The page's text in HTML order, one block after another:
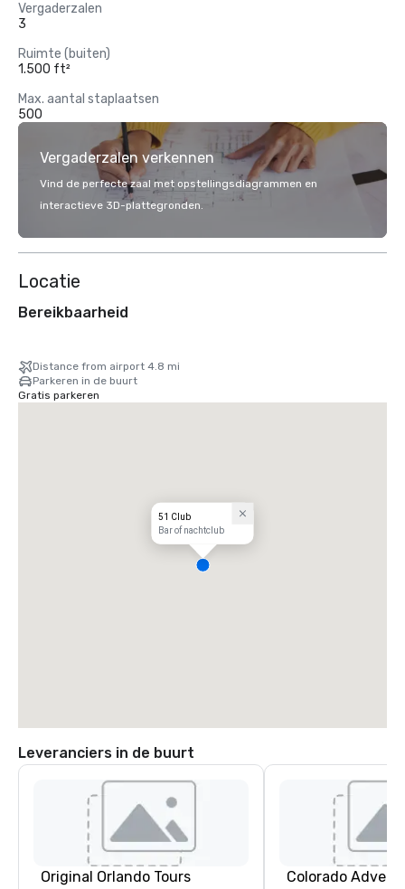
Vergaderzalen
3
Ruimte (buiten)
1.500 ft²
Max. aantal staplaatsen
500
Vergaderzalen verkennen
Vind de perfecte zaal met opstellingsdiagrammen en
interactieve 3D-plattegronden.
Locatie
Bereikbaarheid
Distance from airport 4.8 mi
Parkeren in de buurt
Gratis parkeren
51 Club
Bar of nachtclub
Leveranciers in de buurt
Original Orlando Tours Colorado